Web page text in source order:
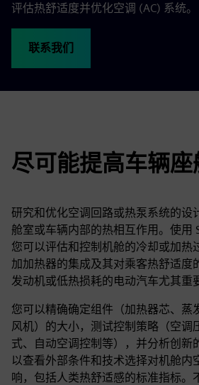
评估热舒适度并优化空调 (AC) 系统。
联系我们
尽可能提高车辆
研究和优化空调回路或热泵系统的设
舱室或车辆内部的热相互作用。使用
您可以评估和控制机舱的冷却或加热
加加热器的集成及其对乘客热舒适度
发动机或低热损耗的电动汽车尤其重
您可以精确确定组件（加热器芯、蒸
风机）的大小，测试控制策略（空调
式、自动空调控制等），并分析创新
以查看外部条件和技术选择对机舱内
响，包括人类热舒适感的标准指标。